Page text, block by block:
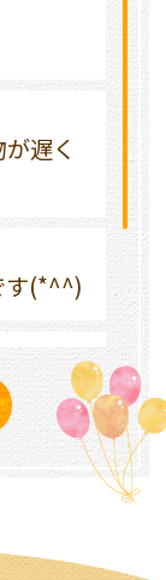
遅く
す(*^^)